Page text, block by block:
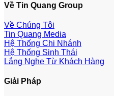
Về Tin Quang Group
Về Chúng Tôi
Tin Quang Media
Hệ Thống Chi Nhánh
Hệ Thống Sinh Thái
Lắng Nghe Từ Khách Hàng
Giải Pháp